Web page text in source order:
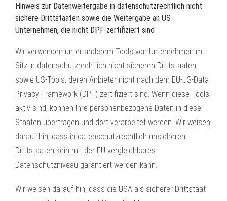
Hinweis zur Datenweitergabe in datenschutzrechtlich nicht
sichere Drittstaaten sowie die Weitergabe an US-
Unternehmen, die nicht DPF-zertifiziert sind
Wir verwenden unter anderem Tools von Unternehmen mit
Sitz in datenschutzrechtlich nicht sicheren Drittstaaten
sowie US-Tools, deren Anbieter nicht nach dem EU-US-Data
Privacy Framework (DPF) zertifiziert sind. Wenn diese Tools
aktiv sind, können Ihre personenbezogene Daten in diese
Staaten übertragen und dort verarbeitet werden. Wir weisen
darauf hin, dass in datenschutzrechtlich unsicheren
Drittstaaten kein mit der EU vergleichbares
Datenschutzniveau garantiert werden kann.
Wir weisen darauf hin, dass die USA als sicherer Drittstaat